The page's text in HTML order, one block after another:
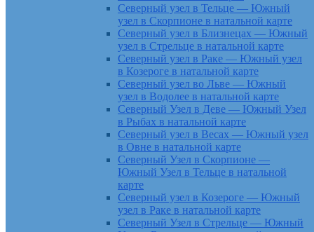
Северный узел в Тельце — Южный
узел в Скорпионе в натальной карте
Северный узел в Близнецах — Южный
узел в Стрельце в натальной карте
Северный узел в Раке — Южный узел
в Козероге в натальной карте
Северный узел во Льве — Южный
узел в Водолее в натальной карте
Северный Узел в Деве — Южный Узел
в Рыбах в натальной карте
Северный узел в Весах — Южный узел
в Овне в натальной карте
Северный Узел в Скорпионе —
Южный Узел в Тельце в натальной
карте
Северный узел в Козероге — Южный
узел в Раке в натальной карте
Северный Узел в Стрельце — Южный